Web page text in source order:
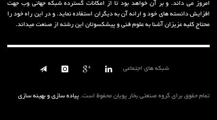
امروز می داند. و بر آن خواهد بود تا از امکانات گسترده شبکه جهانی وب جهت
افزایش دانسته های خود و ارائه آن به دیگران استفاده نماید. و در این راه خود را
محتاج کلیه عزیزان آشنا به علوم فنی و پیشکسوتان این رشته از صنعت میداند.
شبکه های اجتماعی
تمام حقوق برای گروه صنعتی بخار پویان محفوظ است. پیاده سازی و بهینه سازی